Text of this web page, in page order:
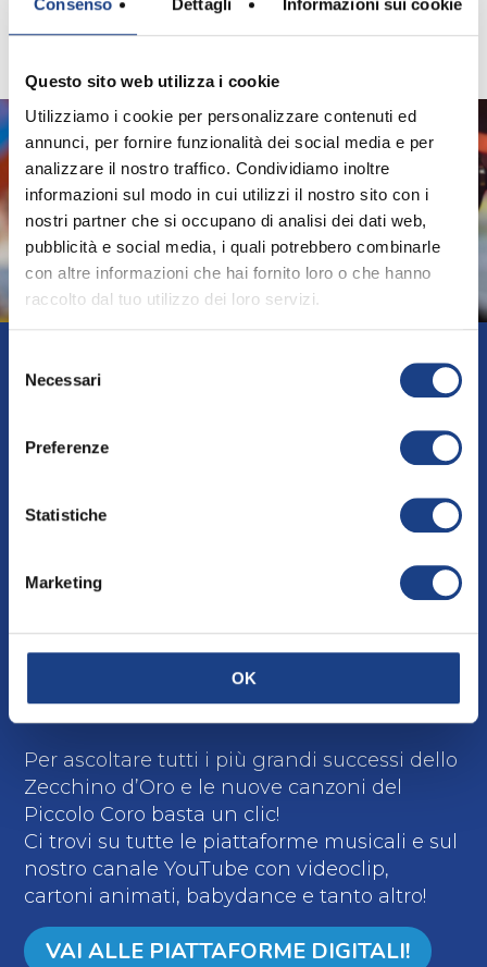
Consenso Dettagli Informazioni sui cookie
Questo sito web utilizza i cookie
Utilizziamo i cookie per personalizzare contenuti ed
annunci, per fornire funzionalità dei social media e per
analizzare il nostro traffico. Condividiamo inoltre
informazioni sul modo in cui utilizzi il nostro sito con i
nostri partner che si occupano di analisi dei dati web,
pubblicità e social media, i quali potrebbero combinarle
con altre informazioni che hai fornito loro o che hanno
raccolto dal tuo utilizzo dei loro servizi.
delNecessari
Preferenze
Statistiche
Marketing
OK
Vuoi ascoltare
tutte le nostre
canzoni e
guardare i nostri
video?
Per ascoltare tutti i più grandi successi dello
Zecchino d’Oro e le nuove canzoni del
Piccolo Coro basta un clic!
Ci trovi su tutte le piattaforme musicali e sul
nostro canale YouTube con videoclip,
cartoni animati, babydance e tanto altro!
VAI ALLE PIATTAFORME DIGITALI!